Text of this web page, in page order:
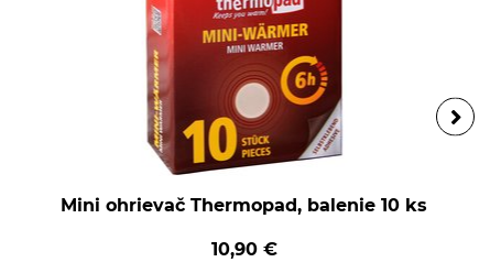
Mini ohrievač Thermopad, balenie 10 ks
10,90 €